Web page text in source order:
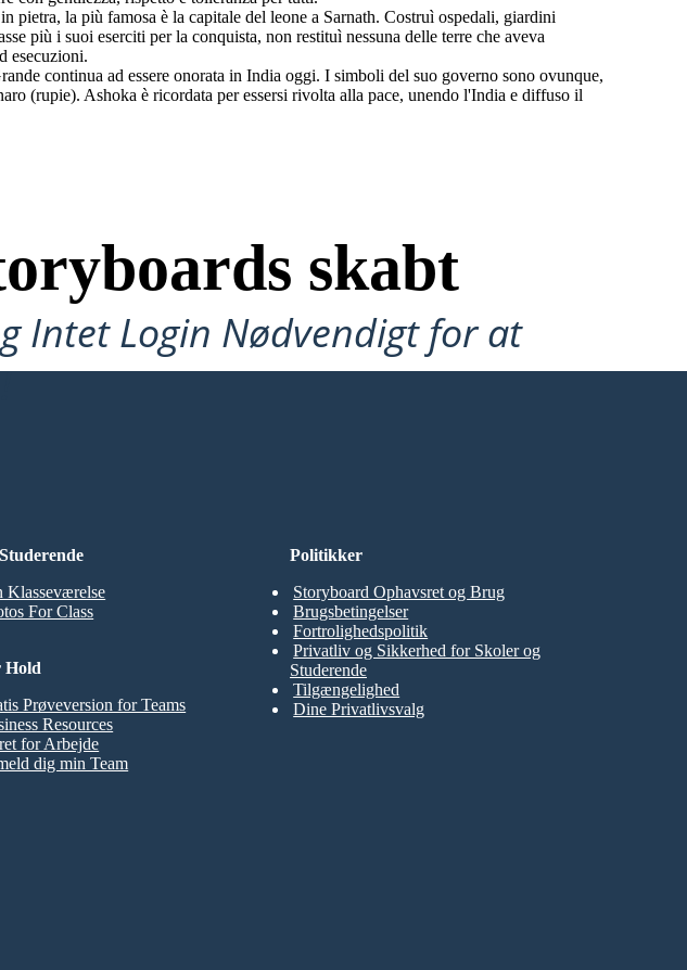
la più famosa è la capitale del leone a Sarnath. Costruì ospedali, giardini
più i suoi eserciti per la conquista, non restituì nessuna delle terre che aveva
esecuzioni.
continua ad essere onorata in India oggi. I simboli del suo governo sono ovunque,
(rupie). Ashoka è ricordata per essersi rivolta alla pace, unendo l'India e diffuso il
skabt
Intet Login Nødvendigt for at
Klasseværelse
For Class
Hold
Prøveversion for Teams
Resources
for Arbejde
dig min Team
Politikker
Storyboard Ophavsret og Brug
Brugsbetingelser
Fortrolighedspolitik
Privatliv og Sikkerhed for Skoler og
Studerende
Tilgængelighed
Dine Privatlivsvalg